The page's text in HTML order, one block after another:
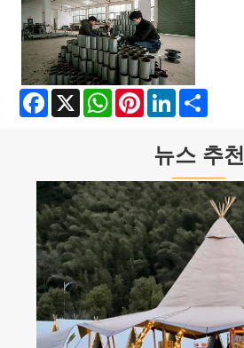
Facebook
X WhatsApp
Pinterest
LinkedIn
뉴스 추천